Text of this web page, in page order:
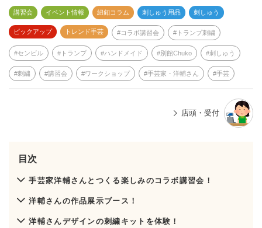
講習会 イベント情報 紐釦コラム 刺しゅう用品 刺しゅう
ピックアップ トレンド手芸 コラボ講習会 トランプ刺繍
センビル トランプ ハンドメイド 別館Chuko 刺しゅう
刺繍 講習会 ワークショップ 手芸家・洋輔さん 手芸
店頭・受付
目次
手芸家洋輔さんとつくる楽しみのコラボ講習会！
洋輔さんの作品展示ブース！
洋輔さんデザインの刺繍キットを体験！